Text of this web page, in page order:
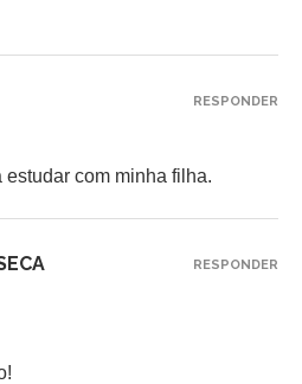
com minha filha.
RESPONDER
RESPONDER